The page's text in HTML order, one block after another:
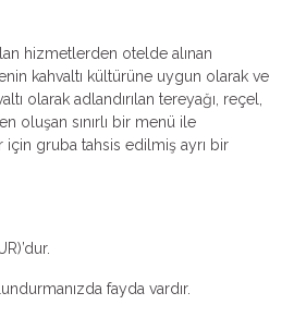
hizmetlerden otelde alınan
kahvaltı kültürüne uygun olarak ve
olarak adlandırılan tereyağı, reçel,
oluşan sınırlı bir menü ile
gruba tahsis edilmiş ayrı bir
fayda vardır.